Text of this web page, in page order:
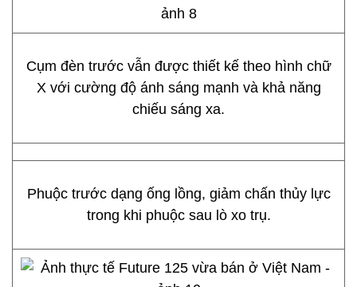
Cụm đèn trước vẫn được thiết kế theo hình chữ
X với cường độ ánh sáng mạnh và khả năng
chiếu sáng xa.
Phuộc trước dạng ống lồng, giảm chấn thủy lực
trong khi phuộc sau lò xo trụ.